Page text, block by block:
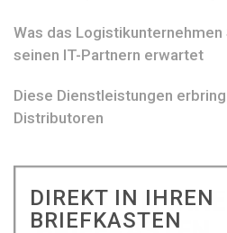
Was das
seinen IT-Partnern erwartet
Diese Dienstleistungen
Distributoren
DIREKT IN IHREN
BRIEFKASTEN